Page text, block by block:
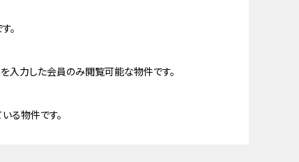
。
入力した会員のみ閲覧可能な物件です。
る物件です。